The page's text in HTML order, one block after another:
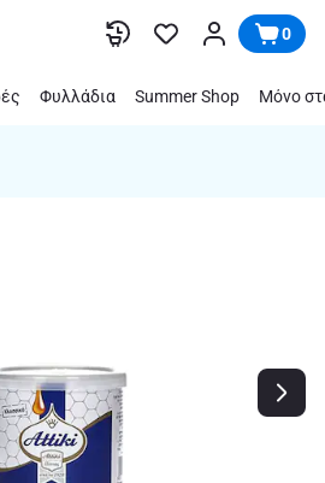
0
Φυλλάδια Summer Shop Μόνο